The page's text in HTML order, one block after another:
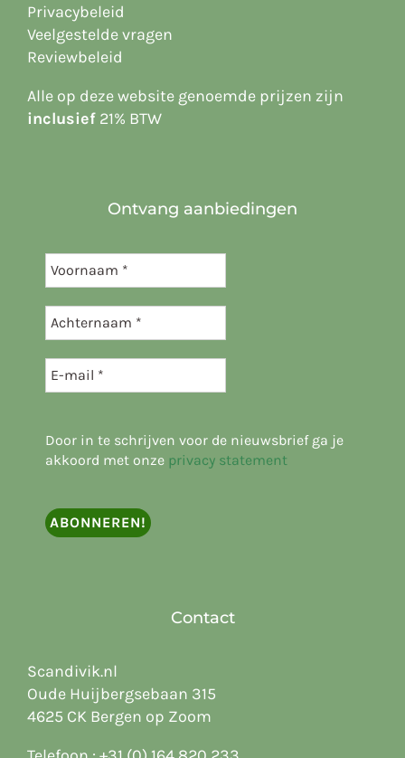
Privacybeleid
Veelgestelde vragen
Reviewbeleid
Alle op deze websitegenoemde prijzen zijn
inclusief21% BTW
Ontvang aanbiedingen
Door in te schrijven voor de nieuwsbrief ga je
akkoord met onze privacy statement
Contact
Scandivik.nl
Oude Huijbergsebaan 315
4625 CK Bergen op Zoom